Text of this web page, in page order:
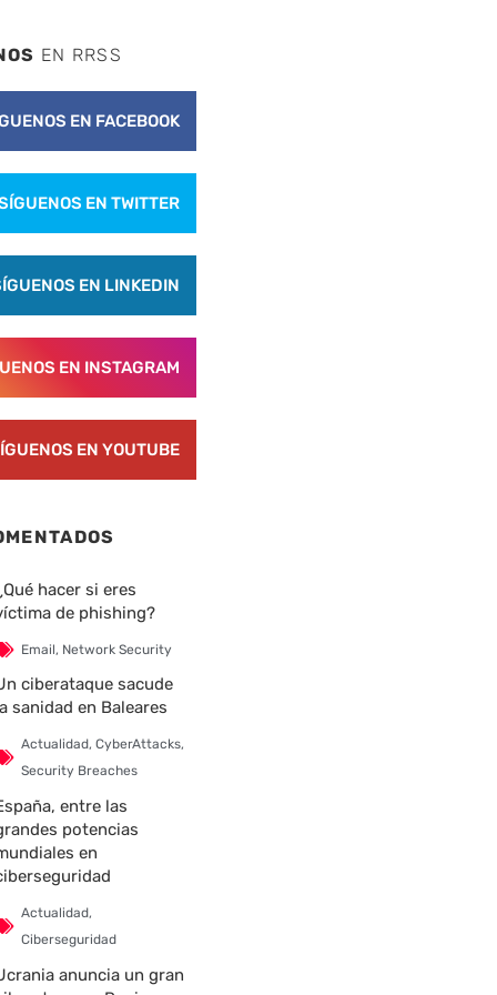
EN RRSS
EN FACEBOOK
EN TWITTER
EN LINKEDIN
EN INSTAGRAM
EN YOUTUBE
hacer si eres
de phishing?
Email, Network Security
ciberataque sacude
sanidad en Baleares
Actualidad, CyberAttacks,
Security Breaches
entre las
potencias
en
Actualidad,
Ciberseguridad
anuncia un gran